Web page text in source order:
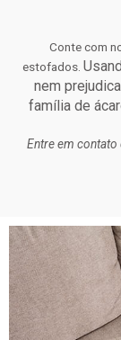
Conte com
estofados.
nem
família de
Entre em